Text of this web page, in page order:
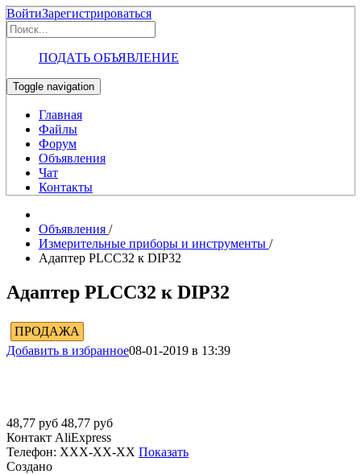
ВойтиЗарегистрироваться
ПОДАТЬ ОБЪЯВЛЕНИЕ
Toggle navigation
Главная
Файлы
Форум
Объявления
Чат
Контакты
Объявления /
Измерительные приборы и инструменты /
Адаптер PLCC32 к DIP32
Адаптер PLCC32 к DIP32
ПРОДАЖА
Добавить в избранное08-01-2019 в 13:39
48,77 руб 48,77 руб
Контакт AliExpress
Телефон: XXX-XX-XX Показать
Создано